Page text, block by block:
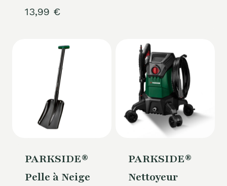
13,99 €
PARKSIDE®
Pelle à Neige
PARKSIDE®
Nettoyeur